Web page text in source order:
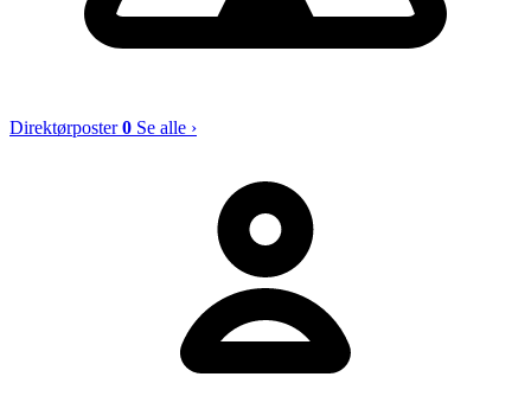
Direktørposter0 Se alle ›